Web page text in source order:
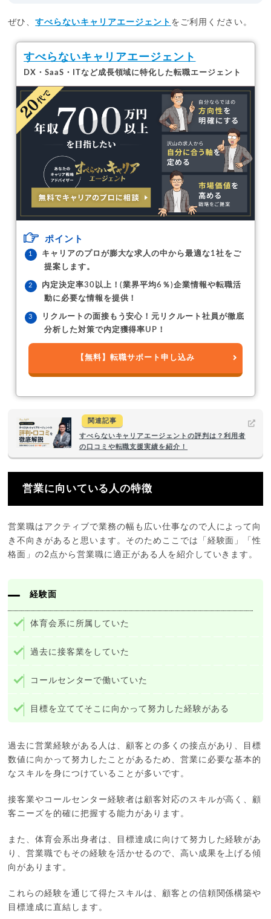
ぜひ、すべらないキャリアエージェント をご利用ください。
すべらないキャリアエージェント
DX・SaaS・ITなど成長領域に特化した転職エージェント
ポイント
キャリアのプロが膨大な求人の中から最適な1社をご
提案します。
内定決定率30以上！(業界平均6％)企業情報や転職活
動に必要な情報を提供！
リクルートの面接もう安心！元リクルート社員が徹底
分析した対策で内定獲得率UP！
【無料】転職サポート申し込み
関連記事
すべらないキャリアエージェントの評判は？利用者
の口コミや転職支援実績を紹介！
営業に向いている人の特徴
営業職はアクティブで業務の幅も広い仕事なので人によって向
き不向きがあると思います。そのためここでは「経験面」「性
格面」の2点から営業職に適正がある人を紹介していきます。
経験面
体育会系に所属していた
過去に接客業をしていた
コールセンターで働いていた
目標を立ててそこに向かって努力した経験がある
過去に営業経験がある人は、顧客との多くの接点があり、目標
数値に向かって努力したことがあるため、営業に必要な基本的
なスキルを身につけていることが多いです。
接客業やコールセンター経験者は顧客対応のスキルが高く、顧
客ニーズを的確に把握する能力があります。
また、体育会系出身者は、目標達成に向けて努力した経験があ
り、営業職でもその経験を活かせるので、高い成果を上げる傾
向があります。
これらの経験を通じて得たスキルは、顧客との信頼関係構築や
目標達成に直結します。